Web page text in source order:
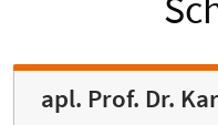
apl. Prof. Dr.